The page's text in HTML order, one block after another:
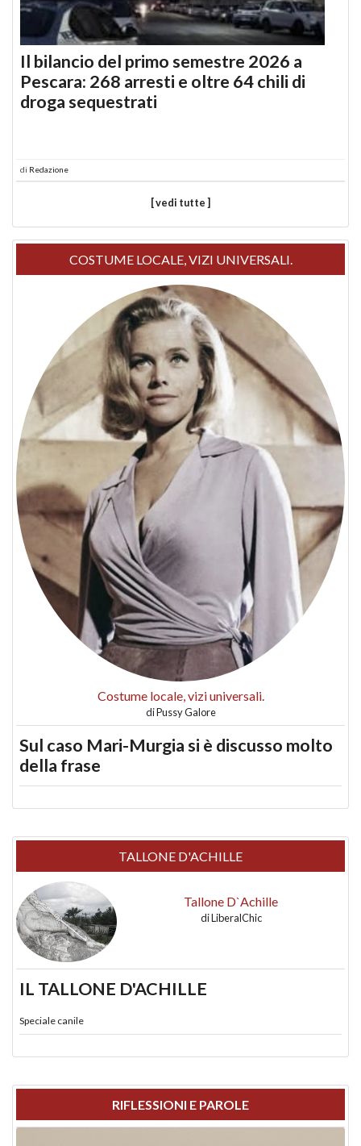
Il bilancio del primo semestre 2026 a
Pescara: 268 arresti e oltre 64 chili di
droga sequestrati
di Redazione
[ vedi tutte ]
COSTUME LOCALE, VIZI UNIVERSALI.
Costume locale, vizi universali.
diPussy Galore
Sul caso Mari-Murgia si è discusso molto
della frase
TALLONE D'ACHILLE
Tallone D`Achille
diLiberalChic
IL TALLONE D'ACHILLE
Speciale canile
RIFLESSIONI E PAROLE